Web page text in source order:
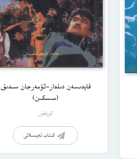
قايدىسەن دىلدار-ئۆمەرجان سىدىق
(مىسكىن)
ئۇيغۇر
كىتاب تەپسىلاتى